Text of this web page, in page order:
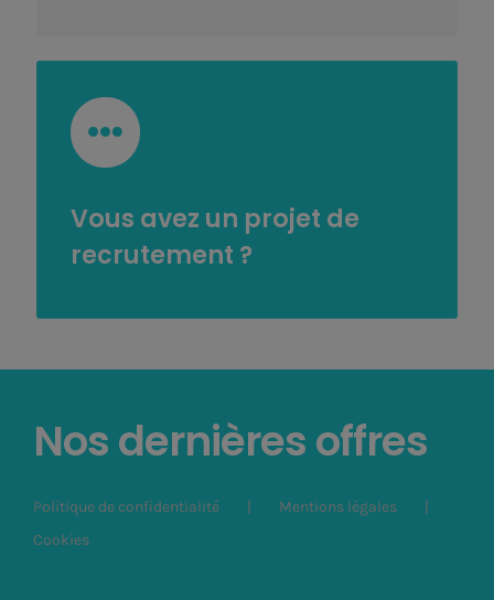
Vous avez un projet de
recrutement ?
Nos dernières offres
Politique de confidentialité
Mentions légales
Cookies